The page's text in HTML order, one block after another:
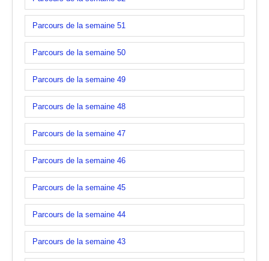
Parcours de la semaine 51
Parcours de la semaine 50
Parcours de la semaine 49
Parcours de la semaine 48
Parcours de la semaine 47
Parcours de la semaine 46
Parcours de la semaine 45
Parcours de la semaine 44
Parcours de la semaine 43